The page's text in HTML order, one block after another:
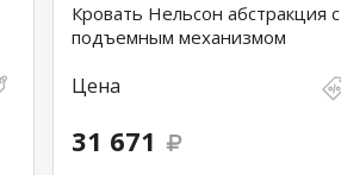
Кровать Нельсон абстракция с
подъемным механизмом
Цена
31 671